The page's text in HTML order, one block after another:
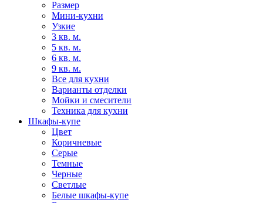
Размер
Мини-кухни
Узкие
3 кв. м.
5 кв. м.
6 кв. м.
9 кв. м.
Все для кухни
Варианты отделки
Мойки и смесители
Техника для кухни
Шкафы-купе
Цвет
Коричневые
Серые
Темные
Черные
Светлые
Белые шкафы-купе